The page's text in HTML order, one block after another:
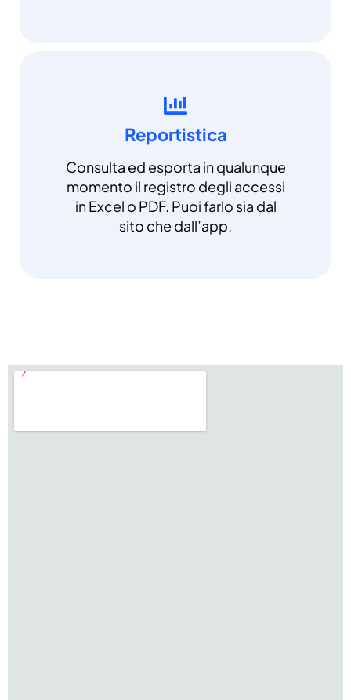
Reportistica
Consulta ed esporta in qualunque
momento il registro degli accessi
in Excel o PDF. Puoi farlo sia dal
sito che dall’app.